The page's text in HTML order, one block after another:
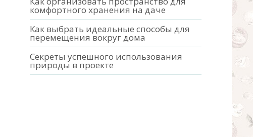
комфортного хранения на даче
Как выбрать идеальные способы для
перемещения вокруг дома
Секреты успешного использования
природы в проекте